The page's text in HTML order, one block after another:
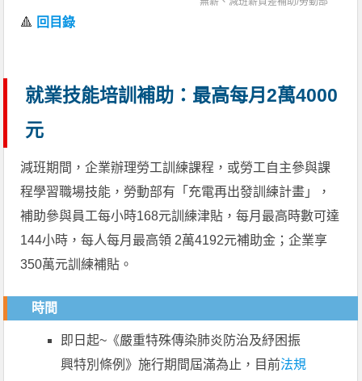
🔺 回目錄
就業技能培訓補助：最高每月2萬4000
元
減班期間，企業辦理勞工訓練課程，或勞工自主參與課
程學習職場技能，勞動部有「充電再出發訓練計畫」，
補助參與員工每小時168元訓練津貼，每月最高時數可達
144小時，每人每月最高領 2萬4192元補助金；企業享
350萬元訓練補貼。
時間
即日起~《嚴重特殊傳染肺炎防治及紓困振
興特別條例》施行期間屆滿為止，目前法規